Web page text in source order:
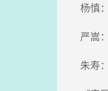
杨慎
严嵩
朱寿：